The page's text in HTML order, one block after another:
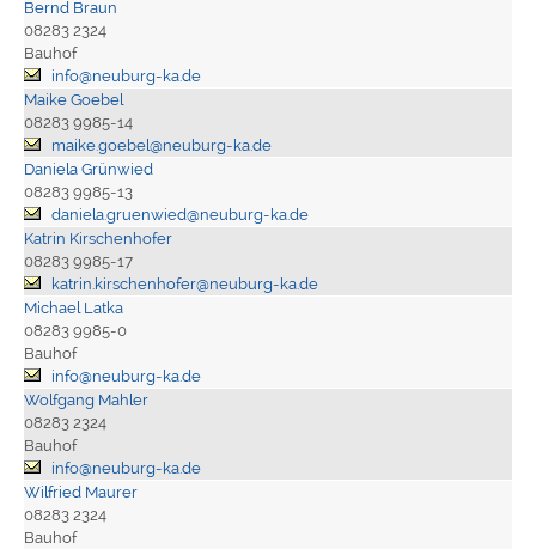
Bernd Braun
08283 2324
Bauhof
info@neuburg-ka.de
Maike Goebel
08283 9985-14
maike.goebel@neuburg-ka.de
Daniela Grünwied
08283 9985-13
daniela.gruenwied@neuburg-ka.de
Katrin Kirschenhofer
08283 9985-17
katrin.kirschenhofer@neuburg-ka.de
Michael Latka
08283 9985-0
Bauhof
info@neuburg-ka.de
Wolfgang Mahler
08283 2324
Bauhof
info@neuburg-ka.de
Wilfried Maurer
08283 2324
Bauhof